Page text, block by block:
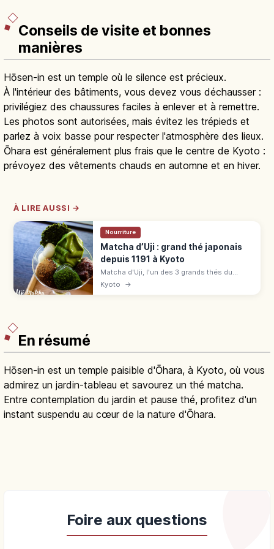
Conseils de visite et bonnes
manières
Hōsen-in est un temple où le silence est précieux.
À l'intérieur des bâtiments, vous devez vous déchausser :
privilégiez des chaussures faciles à enlever et à remettre.
Les photos sont autorisées, mais évitez les trépieds et
parlez à voix basse pour respecter l'atmosphère des lieux.
Ōhara est généralement plus frais que le centre de Kyoto :
prévoyez des vêtements chauds en automne et en hiver.
À LIRE AUSSI →
Nourriture
Matcha d’Uji : grand thé japonais
depuis 1191 à Kyoto
Matcha d'Uji, l'un des 3 grands thés du
Japon depuis 1191. Cueillette, parfaits, sites
UNESCO Byōdō-in et Ujigami : guide autour
Kyoto →
En résumé
Hōsen-in est un temple paisible d'Ōhara, à Kyoto, où vous
admirez un jardin-tableau et savourez un thé matcha.
Entre contemplation du jardin et pause thé, profitez d'un
instant suspendu au cœur de la nature d'Ōhara.
Foire aux questions